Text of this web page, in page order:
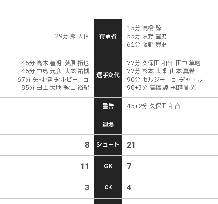
29分 鄭 大世 得点者
15分 高橋 諒
55分 阪野 豊史
61分 阪野 豊史
45分 高木 善朗 → 荻原 拓也
45分 中島 元彦 → 大本 祐槻
67分 矢村 健 → シルビーニョ
85分 田上 大地 → 秋山 裕紀
選手交代
77分 久保田 和音 → 田中 隼磨
77分 杉本 太郎 → 山本 真希
90分 セルジーニョ → ジャエル
90+3分 高橋 諒 → 村越 凱光
警告 45+2分 久保田 和音
退場
8 シュート 21
11 GK 7
3 CK 4